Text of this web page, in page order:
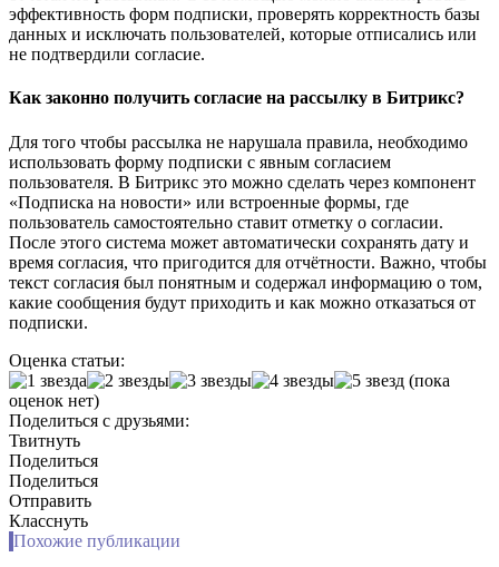
эффективность форм подписки, проверять корректность базы
данных и исключать пользователей, которые отписались или
не подтвердили согласие.
Как законно получить согласие на рассылку в Битрикс?
Для того чтобы рассылка не нарушала правила, необходимо
использовать форму подписки с явным согласием
пользователя. В Битрикс это можно сделать через компонент
«Подписка на новости» или встроенные формы, где
пользователь самостоятельно ставит отметку о согласии.
После этого система может автоматически сохранять дату и
время согласия, что пригодится для отчётности. Важно, чтобы
текст согласия был понятным и содержал информацию о том,
какие сообщения будут приходить и как можно отказаться от
подписки.
Оценка статьи:
(пока
оценок нет)
Поделиться с друзьями:
Твитнуть
Поделиться
Поделиться
Отправить
Класснуть
Похожие публикации